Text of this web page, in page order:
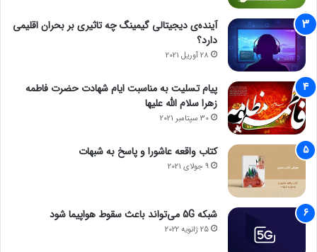
آینده‌ی دیجیتالی گیمینگ چه تاثیری بر بحران اقلیمی
دارد؟
28 آوریل 2021
پیام تسلیت به مناسبت ایام شهادت حضرت فاطمه
زهرا سلام الله علیها
30 سپتامبر 2021
کتاب واقعه عاشورا و پاسخ به شبهات
9 جولای 2021
شبکه 5G می‌تواند باعث سقوط هواپیما شود
25 ژانویه 2022